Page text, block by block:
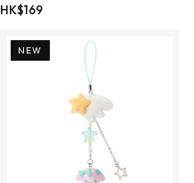
HK$169
NEW